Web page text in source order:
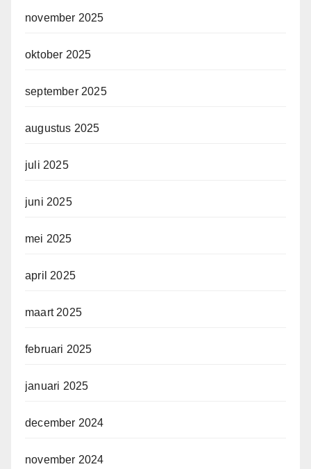
november 2025
oktober 2025
september 2025
augustus 2025
juli 2025
juni 2025
mei 2025
april 2025
maart 2025
februari 2025
januari 2025
december 2024
november 2024